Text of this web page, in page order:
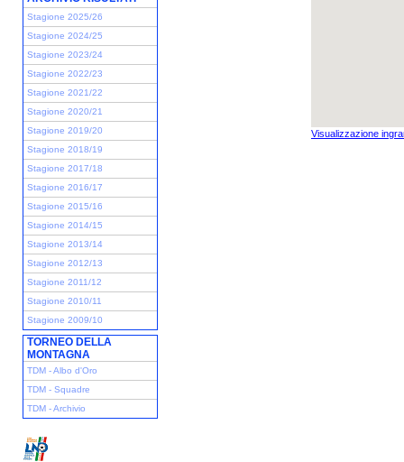
Stagione 2025/26
Stagione 2024/25
Stagione 2023/24
Stagione 2022/23
Stagione 2021/22
Stagione 2020/21
Stagione 2019/20
Stagione 2018/19
Stagione 2017/18
Stagione 2016/17
Stagione 2015/16
Stagione 2014/15
Stagione 2013/14
Stagione 2012/13
Stagione 2011/12
Stagione 2010/11
Stagione 2009/10
TORNEO DELLA
MONTAGNA
TDM - Albo d'Oro
TDM - Squadre
TDM - Archivio
Visualizzazione